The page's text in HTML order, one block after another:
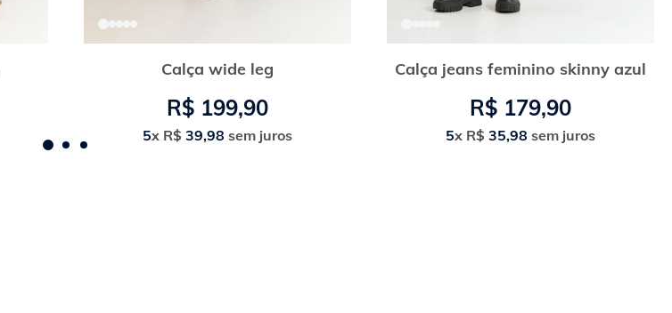
Calça wide leg
R$ 199,90
5x R$ 39,98 sem juros
Calça jeans feminino skinny azul
R$ 179,90
5x R$ 35,98 sem juros